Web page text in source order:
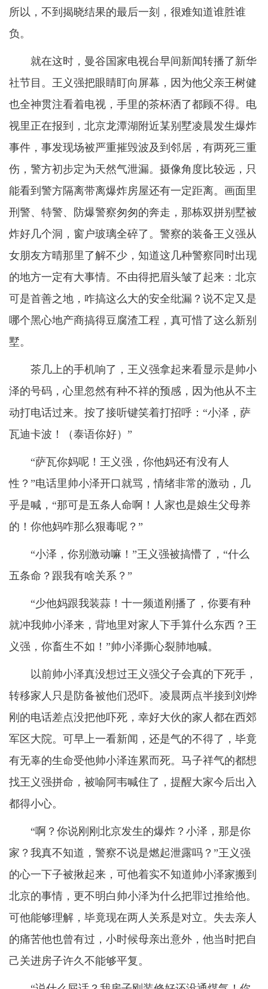
所以，不到揭晓结果的最后一刻，很难知道谁胜谁
负。
就在这时，曼谷国家电视台早间新闻转播了新华
社节目。王义强把眼睛盯向屏幕，因为他父亲王树健
也全神贯注看着电视，手里的茶杯洒了都顾不得。电
视里正在报到，北京龙潭湖附近某别墅凌晨发生爆炸
事件，事发现场被严重摧毁波及到邻居，有两死三重
伤，警方初步定为天然气泄漏。摄像角度比较远，只
能看到警方隔离带离爆炸房屋还有一定距离。画面里
刑警、特警、防爆警察匆匆的奔走，那栋双拼别墅被
炸好几个洞，窗户玻璃全碎了。警察的装备王义强从
女朋友方晴那里了解不少，知道这几种警察同时出现
的地方一定有大事情。不由得把眉头皱了起来：北京
可是首善之地，咋搞这么大的安全纰漏？说不定又是
哪个黑心地产商搞得豆腐渣工程，真可惜了这么新别
墅。
茶几上的手机响了，王义强拿起来看显示是帅小
泽的号码，心里忽然有种不祥的预感，因为他从不主
动打电话过来。按了接听键笑着打招呼：“小泽，萨
瓦迪卡波！（泰语你好）”
“萨瓦你妈呢！王义强，你他妈还有没有人
性？”电话里帅小泽开口就骂，情绪非常的激动，几
乎是喊，“那可是五条人命啊！人家也是娘生父母养
的！你他妈咋那么狠毒呢？”
“小泽，你别激动嘛！”王义强被搞懵了，“什么
五条命？跟我有啥关系？”
“少他妈跟我装蒜！十一频道刚播了，你要有种
就冲我帅小泽来，背地里对家人下手算什么东西？王
义强，你畜生不如！”帅小泽撕心裂肺地喊。
以前帅小泽真没想过王义强父子会真的下死手，
转移家人只是防备被他们恐吓。凌晨两点半接到刘烨
刚的电话差点没把他吓死，幸好大伙的家人都在西郊
军区大院。可早上一看新闻，还是气的不得了，毕竟
有无辜的生命受他帅小泽连累而死。马子祥气的都想
找王义强拼命，被喻阿韦喊住了，提醒大家今后出入
都得小心。
“啊？你说刚刚北京发生的爆炸？小泽，那是你
家？我真不知道，警察不说是燃起泄露吗？”王义强
的心一下子被揪起来，可他着实不知道帅小泽家搬到
北京的事情，更不明白帅小泽为什么把罪过推给他。
可他能够理解，毕竟现在两人关系是对立。失去亲人
的痛苦他也曾有过，小时候母亲出意外，他当时把自
己关进房子许久不能够平复。